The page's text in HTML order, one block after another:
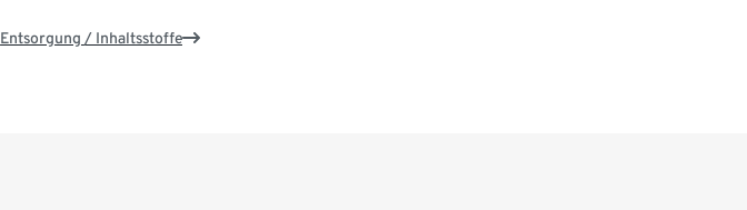
Entsorgung / Inhaltsstoffe